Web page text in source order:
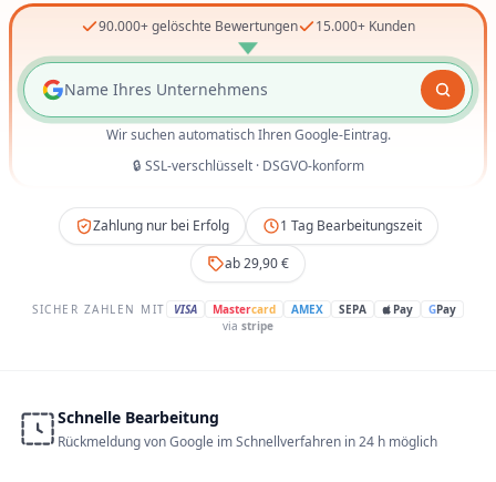
90.000+ gelöschte Bewertungen 15.000+ Kunden
Wir suchen automatisch Ihren Google-Eintrag.
🔒 SSL-verschlüsselt · DSGVO-konform
Zahlung nur bei Erfolg
1 Tag Bearbeitungszeit
ab 29,90 €
SICHER ZAHLEN MIT VISA Mastercard AMEX SEPA Pay GPay
via stripe
Schnelle Bearbeitung
Rückmeldung von Google im Schnellverfahren in 24 h möglich